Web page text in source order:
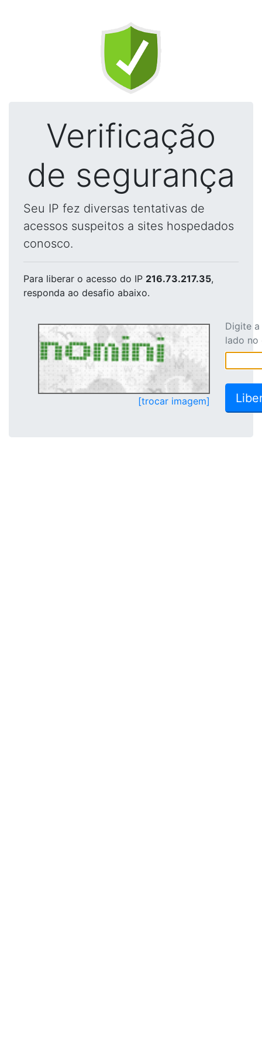
Verificação
de segurança
Seu IP fez diversas tentativas de
acessos suspeitos a sites hospedados
conosco.
Para liberar o acesso do IP 216.73.217.35,
responda ao desafio abaixo.
[trocar imagem]
Digite
lado no